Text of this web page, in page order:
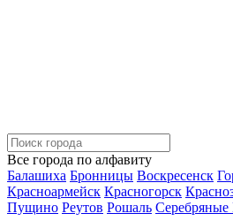
Все города по алфавиту
Балашиха Бронницы Воскресенск
Красноармейск Красногорск
Пущино Реутов Рошаль